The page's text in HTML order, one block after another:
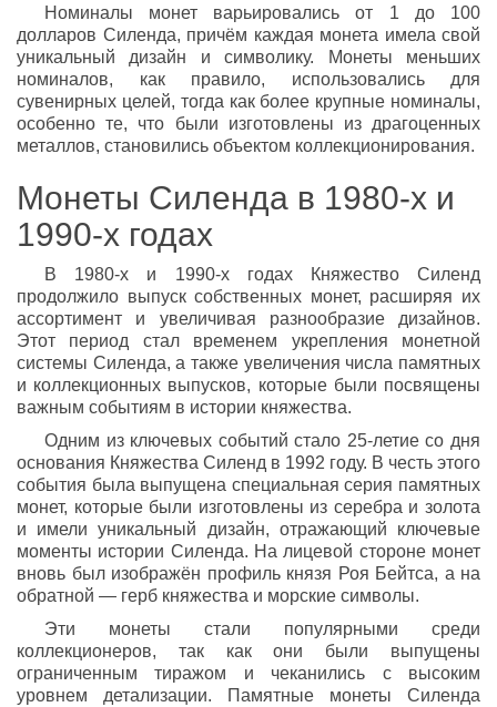
Номиналы монет варьировались от 1 до 100
долларов Силенда, причём каждая монета имела свой
уникальный дизайн и символику. Монеты меньших
номиналов, как правило, использовались для
сувенирных целей, тогда как более крупные номиналы,
особенно те, что были изготовлены из драгоценных
металлов, становились объектом коллекционирования.
Монеты Силенда в 1980-х и
1990-х годах
В 1980-х и 1990-х годах Княжество Силенд
продолжило выпуск собственных монет, расширяя их
ассортимент и увеличивая разнообразие дизайнов.
Этот период стал временем укрепления монетной
системы Силенда, а также увеличения числа памятных
и коллекционных выпусков, которые были посвящены
важным событиям в истории княжества.
Одним из ключевых событий стало 25-летие со дня
основания Княжества Силенд в 1992 году. В честь этого
события была выпущена специальная серия памятных
монет, которые были изготовлены из серебра и золота
и имели уникальный дизайн, отражающий ключевые
моменты истории Силенда. На лицевой стороне монет
вновь был изображён профиль князя Роя Бейтса, а на
обратной — герб княжества и морские символы.
Эти монеты стали популярными среди
коллекционеров, так как они были выпущены
ограниченным тиражом и чеканились с высоким
уровнем детализации. Памятные монеты Силенда